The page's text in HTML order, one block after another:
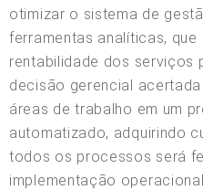
otimizar o sistema de
ferramentas analíticas,
rentabilidade dos serviços
decisão gerencial
áreas de trabalho em um
automatizado, adquirindo
todos os processos será
implementação